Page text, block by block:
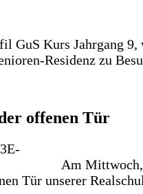
GuS Kurs Jahrgang 9,
Residenz zu
offenen Tür
Am
Tür unserer